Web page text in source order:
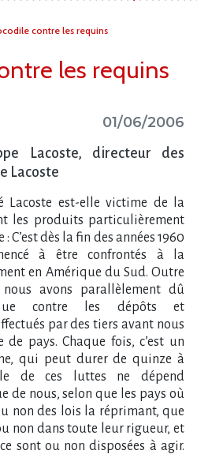
contre les requins
les requins
01/06/2006
Lacoste, directeur des
Lacoste
Lacoste est-elle victime de la
les produits particulièrement
C’est dès la fin des années 1960
à être confrontés à la
en Amérique du Sud. Outre
avons parallèlement dû
contre les dépôts et
par des tiers avant nous
pays. Chaque fois, c’est un
qui peut durer de quinze à
de ces luttes ne dépend
de nous, selon que les pays où
non des lois la réprimant, que
non dans toute leur rigueur, et
sont ou non disposées à agir.